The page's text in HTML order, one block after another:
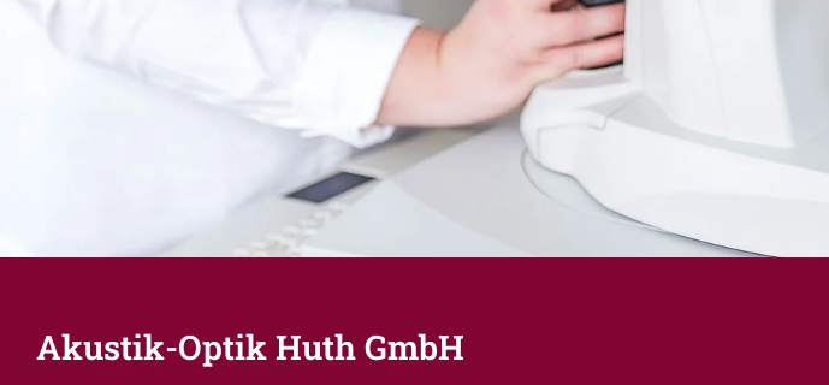
Akustik-Optik Huth GmbH